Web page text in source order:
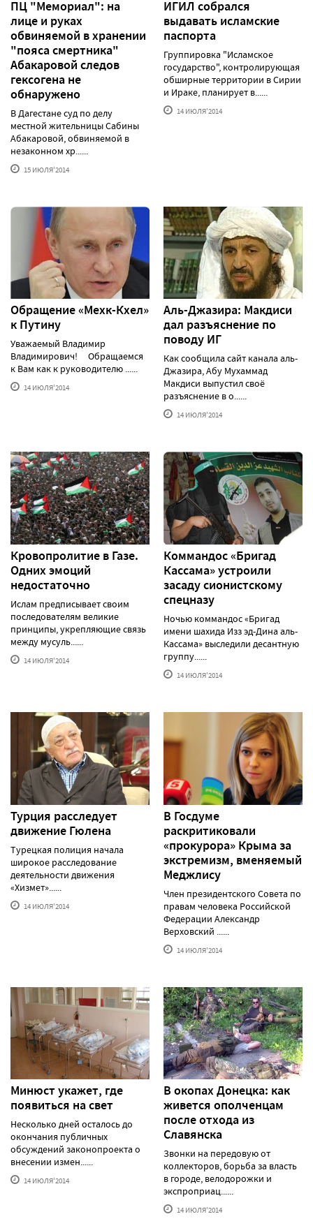
ПЦ "Мемориал": на
лице и руках
обвиняемой в хранении
"пояса смертника"
Абакаровой следов
гексогена не
обнаружено
В Дагестане суд по делу
местной жительницы Сабины
Абакаровой, обвиняемой в
незаконном хр......
15 ИЮЛЯ'2014
ИГИЛ собрался
выдавать исламские
паспорта
Группировка "Исламское
государство", контролирующая
обширные территории в Сирии
и Ираке, планирует в......
14 ИЮЛЯ'2014
Обращение «Мехк-Кхел»
к Путину
Уважаемый Владимир
Владимирович! Обращаемся
к Вам как к руководителю ......
14 ИЮЛЯ'2014
Аль-Джазира: Макдиси
дал разъяснение по
поводу ИГ
Как сообщила сайт канала аль-
Джазира, Абу Мухаммад
Макдиси выпустил своё
разъяснение в о......
14 ИЮЛЯ'2014
Кровопролитие в Газе.
Одних эмоций
недостаточно
Ислам предписывает своим
последователям великие
принципы, укрепляющие связь
между мусуль......
14 ИЮЛЯ'2014
Коммандос «Бригад
Кассама» устроили
засаду сионистскому
спецназу
Ночью коммандос «Бригад
имени шахида Изз эд-Дина аль-
Кассама» выследили десантную
группу......
14 ИЮЛЯ'2014
Турция расследует
движение Гюлена
Турецкая полиция начала
широкое расследование
деятельности движения
«Хизмет»......
14 ИЮЛЯ'2014
В Госдуме
раскритиковали
«прокурора» Крыма за
экстремизм, вменяемый
Меджлису
Член президентского Совета по
правам человека Российской
Федерации Александр
Верховский ......
14 ИЮЛЯ'2014
Минюст укажет, где
появиться на свет
Несколько дней осталось до
окончания публичных
обсуждений законопроекта о
внесении измен......
14 ИЮЛЯ'2014
В окопах Донецка: как
живется ополченцам
после отхода из
Славянска
Звонки на передовую от
коллекторов, борьба за власть
в городе, велодорожки и
экспроприац......
14 ИЮЛЯ'2014